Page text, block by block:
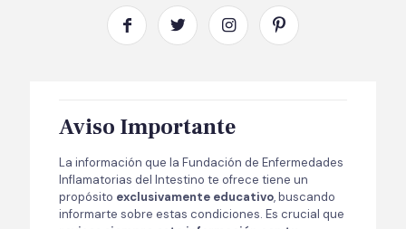
Aviso Importante
La información que la Fundación de Enfermedades
Inflamatorias del Intestino te ofrece tiene un
propósito exclusivamente educativo, buscando
informarte sobre estas condiciones. Es crucial que